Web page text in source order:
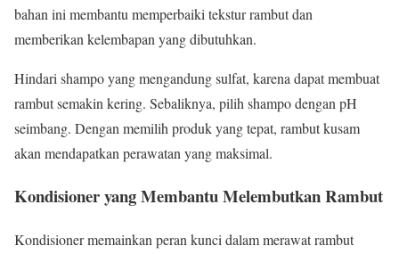
bahan ini membantu memperbaiki tekstur rambut dan
memberikan kelembapan yang dibutuhkan.
Hindari shampo yang mengandung sulfat, karena dapat membuat
rambut semakin kering. Sebaliknya, pilih shampo dengan pH
seimbang. Dengan memilih produk yang tepat, rambut kusam
akan mendapatkan perawatan yang maksimal.
Kondisioner yang Membantu Melembutkan Rambut
Kondisioner memainkan peran kunci dalam merawat rambut